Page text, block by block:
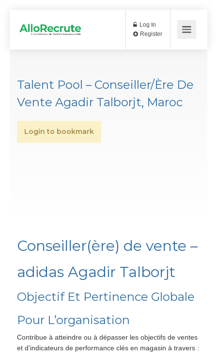
Log In
Talent Pool – Conseiller/ère De
Vente Agadir Talborjt, Maroc
Login to bookmark
Conseiller(ère) de vente –
adidas Agadir Talborjt
Objectif Et Pertinence Globale
Pour L’organisation
Contribue à atteindre ou à dépasser les objectifs de ventes
et d’indicateurs de performance clés en magasin à travers :